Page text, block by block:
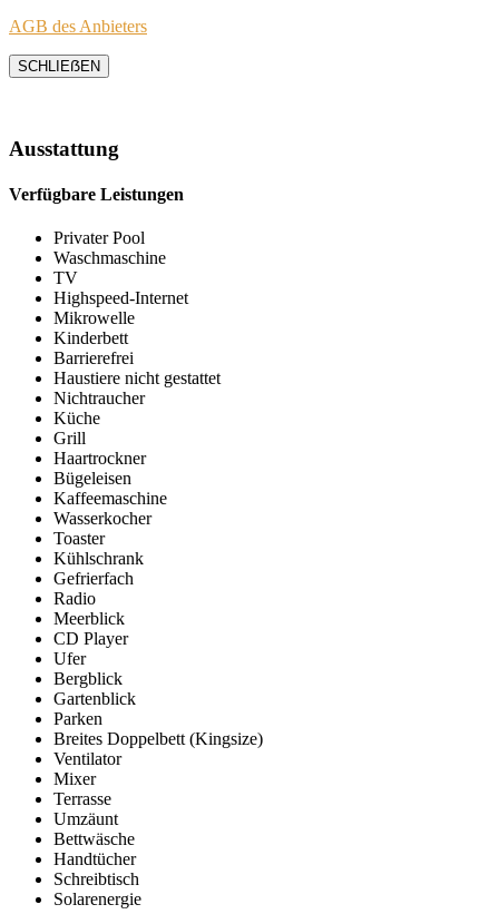
AGB des Anbieters
SCHLIEẞEN
Ausstattung
Verfügbare Leistungen
Privater Pool
Waschmaschine
TV
Highspeed-Internet
Mikrowelle
Kinderbett
Barrierefrei
Haustiere nicht gestattet
Nichtraucher
Küche
Grill
Haartrockner
Bügeleisen
Kaffeemaschine
Wasserkocher
Toaster
Kühlschrank
Gefrierfach
Radio
Meerblick
CD Player
Ufer
Bergblick
Gartenblick
Parken
Breites Doppelbett (Kingsize)
Ventilator
Mixer
Terrasse
Umzäunt
Bettwäsche
Handtücher
Schreibtisch
Solarenergie